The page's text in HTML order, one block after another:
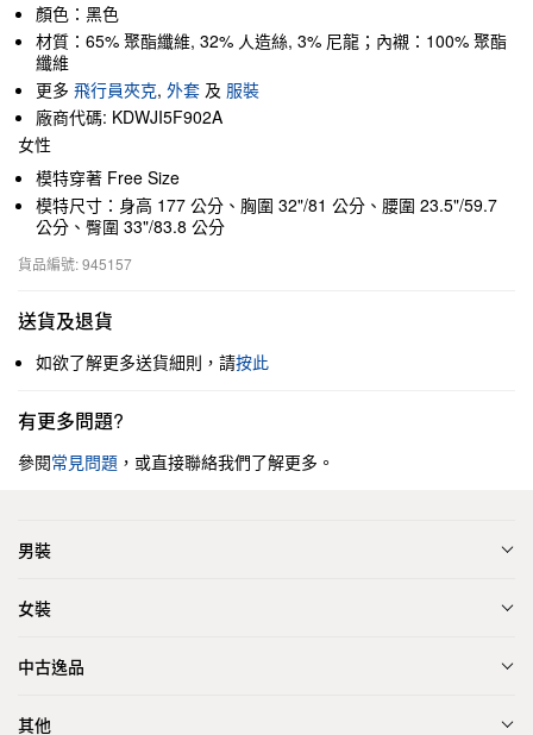
顏色：黑色
材質：65% 聚酯纖維, 32% 人造絲, 3% 尼龍；內襯：100% 聚酯
纖維
更多 飛行員夾克, 外套 及 服裝
廠商代碼: KDWJI5F902A
女性
模特穿著 Free Size
模特尺寸：身高 177 公分、胸圍 32"/81 公分、腰圍 23.5"/59.7
公分、臀圍 33"/83.8 公分
貨品編號: 945157
送貨及退貨
如欲了解更多送貨細則，請按此
有更多問題?
參閱常見問題 ，或直接聯絡我們了解更多。
男裝
女裝
中古逸品
其他